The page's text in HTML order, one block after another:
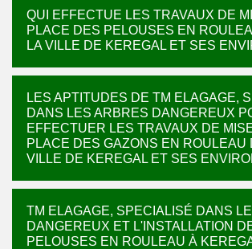
QUI EFFECTUE LES TRAVAUX DE
PLACE DES PELOUSES EN
LA VILLE DE KEREGAL ET SES
LES APTITUDES DE TM ELAGAGE,
DANS LES ARBRES DANGEREUX
EFFECTUER LES TRAVAUX DE
PLACE DES GAZONS EN ROULEAU
VILLE DE KEREGAL ET SES
TM ELAGAGE, SPECIALISÉ DANS
DANGEREUX ET L'INSTALLATION
PELOUSES EN ROULEAU À